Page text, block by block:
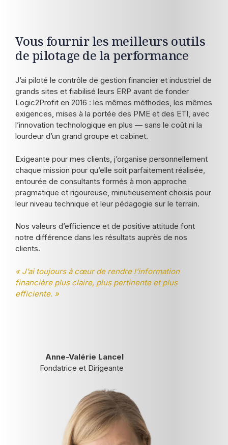
Vous fournir les meilleurs outils
de pilotage de la performance
J’ai piloté le contrôle de gestion financier et industriel de
grands sites et fiabilisé leurs ERP avant de fonder
Logic2Profit en 2016 : les mêmes méthodes, les mêmes
exigences, mises à la portée des PME et des ETI, avec
l’innovation technologique en plus — sans le coût ni la
lourdeur d’un grand groupe et cabinet.
Exigeante pour mes clients, j’organise personnellement
chaque mission pour qu’elle soit parfaitement réalisée,
entourée de consultants formés à mon approche
pragmatique et rigoureuse, minutieusement choisis pour
leur niveau technique et leur pédagogie sur le terrain.
Nos valeurs d’efficience et de positive attitude font
notre différence dans les résultats auprès de nos
clients.
« J’ai toujours à cœur de rendre l’information
financière plus claire, plus pertinente et plus
efficiente. »
Anne-Valérie Lancel
Fondatrice et Dirigeante